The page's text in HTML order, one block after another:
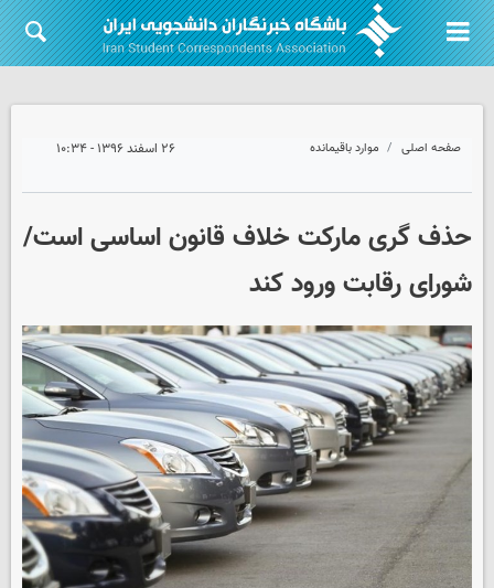
صفحه اصلی موارد باقیمانده ۲۶ اسفند ۱۳۹۶ - ۱۰:۳۴
حذف گری مارکت خلاف قانون اساسی است/
شورای رقابت ورود کند